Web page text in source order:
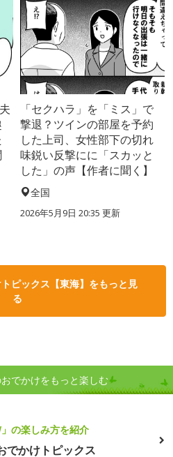
「セクハラ」を「ミス」で
撃退？ツインの部屋を予約
した上司、女性部下の切れ
味鋭い反撃にに「スカッと
した」の声【作者に聞く】
全国
2026年5月9日 20:35 更新
ピックス【東海】をもっと見
る
でかけをもっと楽しむ
の楽しみ方を紹介
でかけトピックス